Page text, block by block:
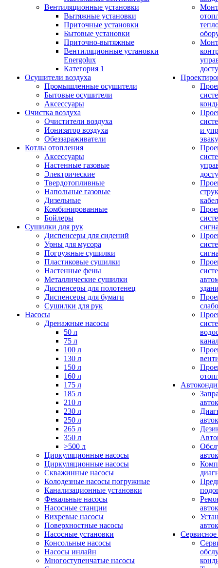
Вентиляционные установки
Вытяжные установки
Приточные установки
Бытовые установки
Приточно-вытяжные
Вентиляционные установки
Energolux
Категория 1
Осушители воздуха
Промышленные осушители
Бытовые осушители
Аксессуары
Очистка воздуха
Очистители воздуха
Ионизатор воздуха
Обеззараживатели
Котлы отопления
Аксессуары
Настенные газовые
Электрические
Твердотопливные
Напольные газовые
Дизельные
Комбинированные
Бойлеры
Сушилки для рук
Диспенсеры для сидений
Урны для мусора
Погружные сушилки
Пластиковые сушилки
Настенные фены
Металлические сушилки
Диспенсеры для полотенец
Диспенсеры для бумаги
Сушилки для рук
Насосы
Дренажные насосы
50 л
75 л
100 л
130 л
150 л
160 л
175 л
185 л
210 л
230 л
250 л
265 л
350 л
>500 л
Циркуляционные насосы
Циркуляционные насосы
Скважинные насосы
Колодезные насосы погружные
Канализационные установки
Фекальные насосы
Насосные станции
Вихревые насосы
Поверхностные насосы
Насосные установки
Консольные насосы
Насосы инлайн
Многоступенчатые насосы
и